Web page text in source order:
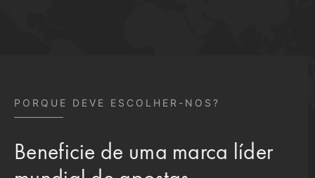
PORQUE DEVE ESCOLHER-NOS?
Beneficie de uma marca líder